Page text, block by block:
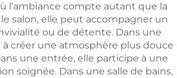
l’ambiance compte autant que la
salon, elle peut accompagner un
ou de détente. Dans une
à créer une atmosphère plus douce
une entrée, elle participe à une
soignée. Dans une salle de bains,